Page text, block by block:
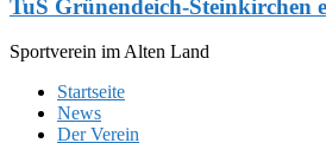
TuS Grünendeich-Steinkirchen
Sportverein im Alten Land
Menü
Startseite
News
Der Verein